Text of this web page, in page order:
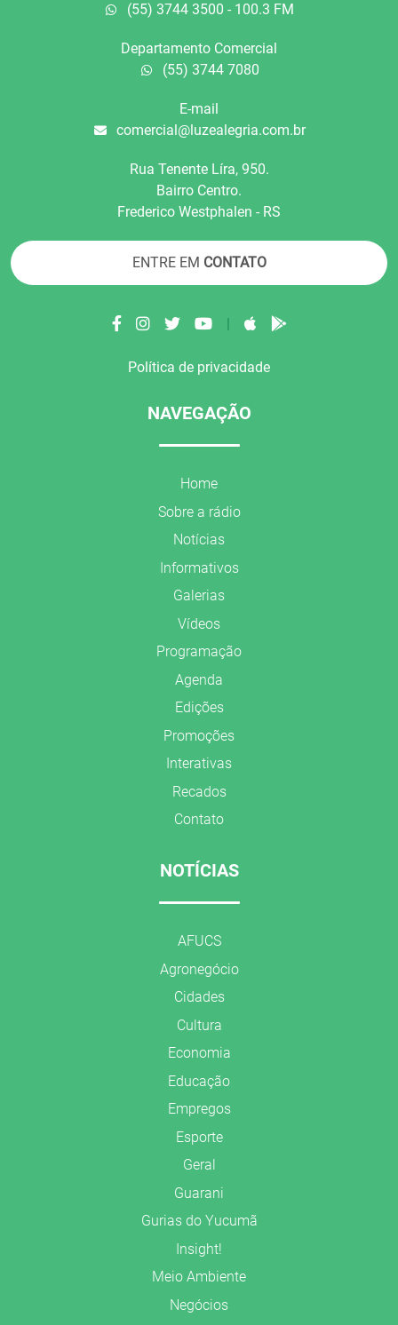
(55) 3744 3500 - 100.3 FM
Departamento Comercial
(55) 3744 7080
E-mail
comercial@luzealegria.com.br
Rua Tenente Líra, 950.
Bairro Centro.
Frederico Westphalen - RS
ENTRE EM CONTATO
|
Política de privacidade
NAVEGAÇÃO
Home
Sobre a rádio
Notícias
Informativos
Galerias
Vídeos
Programação
Agenda
Edições
Promoções
Interativas
Recados
Contato
NOTÍCIAS
AFUCS
Agronegócio
Cidades
Cultura
Economia
Educação
Empregos
Esporte
Geral
Guarani
Gurias do Yucumã
Insight!
Meio Ambiente
Negócios